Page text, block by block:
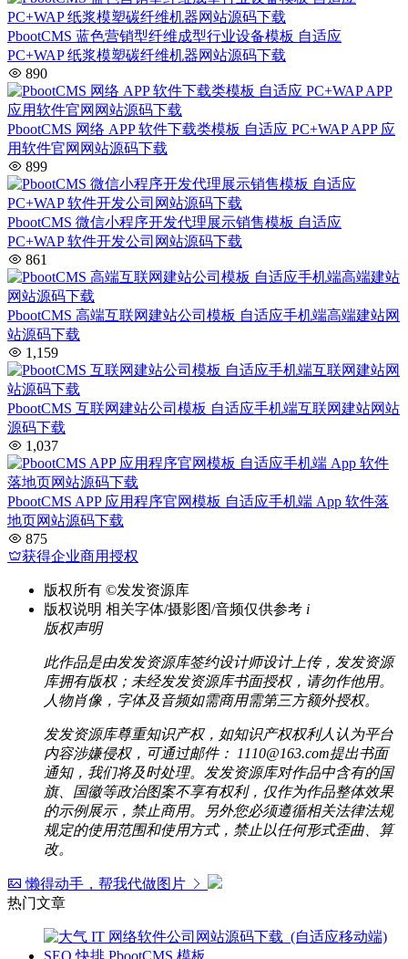
PbootCMS 蓝色营销型纤维成型行业设备模板 自适应
PC+WAP 纸浆模塑碳纤维机器网站源码下载
890
PbootCMS 网络 APP 软件下载类模板 自适应 PC+WAP APP 应
用软件官网网站源码下载
899
PbootCMS 微信小程序开发代理展示销售模板 自适应
PC+WAP 软件开发公司网站源码下载
861
PbootCMS 高端互联网建站公司模板 自适应手机端高端建站网
站源码下载
1,159
PbootCMS 互联网建站公司模板 自适应手机端互联网建站网站
源码下载
1,037
PbootCMS APP 应用程序官网模板 自适应手机端 App 软件落
地页网站源码下载
875
获得企业商用授权
版权所有 ©发发资源库
版权说明 相关字体/摄影图/音频仅供参考 i
版权声明
此作品是由发发资源库签约设计师设计上传，发发资源
库拥有版权；未经发发资源库书面授权，请勿作他用。
人物肖像，字体及音频如需商用需第三方额外授权。
发发资源库尊重知识产权，如知识产权权利人认为平台
内容涉嫌侵权，可通过邮件： 1110@163.com提出书面
通知，我们将及时处理。发发资源库对作品中含有的国
旗、国徽等政治图案不享有权利，仅作为作品整体效果
的示例展示，禁止商用。另外您必须遵循相关法律法规
规定的使用范围和使用方式，禁止以任何形式歪曲、算
改。
懒得动手，帮我代做图片
热门文章